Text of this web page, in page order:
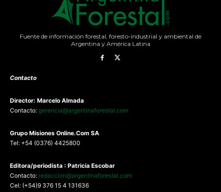
Fuente de información forestal, foresto-industrial y ambiental de
Argentina y América Latina
Contacto
Director: Marcelo Almada
Contacto: gerencia@argentinaforestal.com
Grupo Misiones Online.Com SA
Tel: +54 (0376) 4425800
Editora/periodista : Patricia Escobar
Contacto: redaccion@argentinaforestal.com
Cel: (+54)9 376 15 4 131636